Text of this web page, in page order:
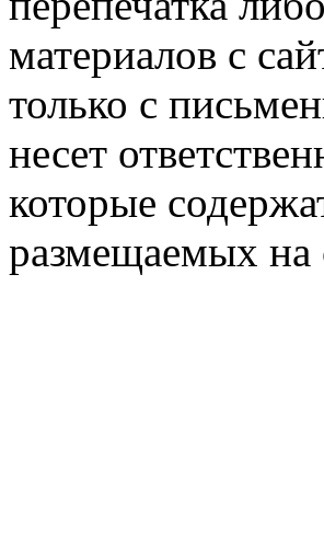
материалов с
только с
несет
которые
размещаемых на